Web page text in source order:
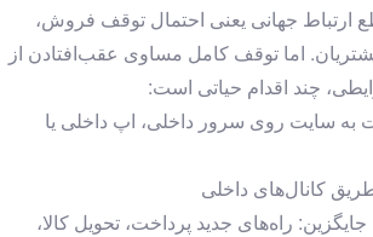
ارتباط جهانی یعنی احتمال توقف فروش،
مشتریان. اما توقف کامل مساوی عقب‌افتادن از
چند اقدام حیاتی است:
به سایت روی سرور داخلی، اپ داخلی یا
کانال‌های داخلی
جایگزین: راه‌های جدید پرداخت، تحویل کالا،